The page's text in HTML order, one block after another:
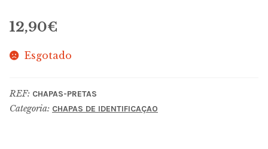
12,90€
Esgotado
REF: CHAPAS-PRETAS
Categoria: CHAPAS DE IDENTIFICAÇAO